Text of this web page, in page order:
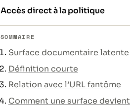
Accès direct à la politique
SOMMAIRE
Surface documentaire latente
Définition courte
Relation avec l’URL fantôme
Comment une surface devient